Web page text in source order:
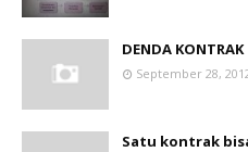
DENDA KONTRAK
September 28,
Satu kontrak